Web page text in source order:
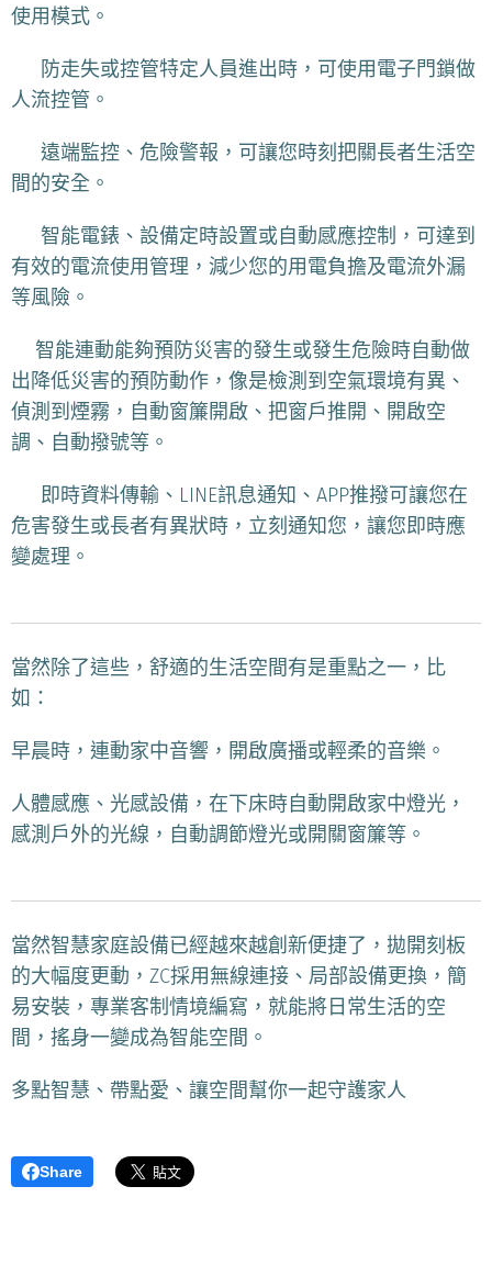
使用模式。
🚪 防走失或控管特定人員進出時，可使用電子門鎖做
人流控管。
🚨 遠端監控、危險警報，可讓您時刻把關長者生活空
間的安全。
🔌 智能電錶、設備定時設置或自動感應控制，可達到
有效的電流使用管理，減少您的用電負擔及電流外漏
等風險。
📡智能連動能夠預防災害的發生或發生危險時自動做
出降低災害的預防動作，像是檢測到空氣環境有異、
偵測到煙霧，自動窗簾開啟、把窗戶推開、開啟空
調、自動撥號等。
📲 即時資料傳輸、LINE訊息通知、APP推撥可讓您在
危害發生或長者有異狀時，立刻通知您，讓您即時應
變處理。
當然除了這些，舒適的生活空間有是重點之一，比
如：
早晨時，連動家中音響，開啟廣播或輕柔的音樂。
人體感應、光感設備，在下床時自動開啟家中燈光，
感測戶外的光線，自動調節燈光或開關窗簾等。
當然智慧家庭設備已經越來越創新便捷了，拋開刻板
的大幅度更動，ZC採用無線連接、局部設備更換，簡
易安裝，專業客制情境編寫，就能將日常生活的空
間，搖身一變成為智能空間。
多點智慧、帶點愛、讓空間幫你一起守護家人❤
Share